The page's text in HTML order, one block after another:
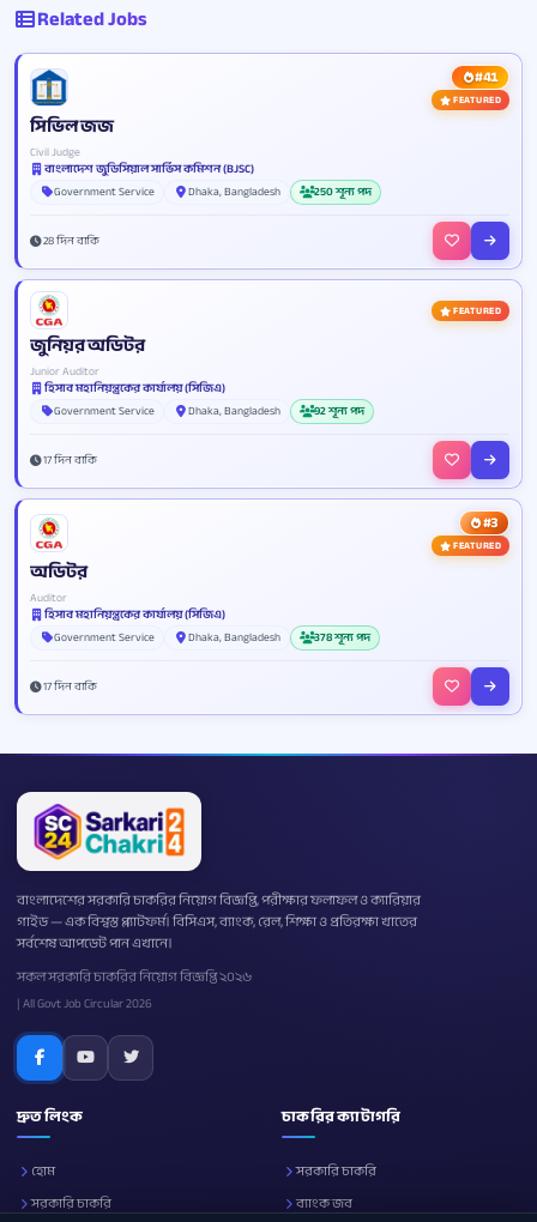
Related Jobs
#41
FEATURED
সিভিল জজ
Civil Judge
বাংলাদেশ জুডিসিয়াল সার্ভিস কমিশন (BJSC)
Government Service
Dhaka, Bangladesh 250 শূন্য পদ
28 দিন বাকি
FEATURED
জুনিয়র অডিটর
Junior Auditor
হিসাব মহানিয়ন্ত্রকের কার্যালয় (সিজিএ)
Government Service
Dhaka, Bangladesh 92 শূন্য পদ
17 দিন বাকি
#3
FEATURED
অডিটর
Auditor
হিসাব মহানিয়ন্ত্রকের কার্যালয় (সিজিএ)
Government Service
Dhaka, Bangladesh 378 শূন্য পদ
17 দিন বাকি
বাংলাদেশের সরকারি চাকরির নিয়োগ বিজ্ঞপ্তি, পরীক্ষার ফলাফল ও ক্যারিয়ার
গাইড — এক বিশ্বস্ত প্ল্যাটফর্ম। বিসিএস, ব্যাংক, রেল, শিক্ষা ও প্রতিরক্ষা খাতের
সর্বশেষ আপডেট পান এখানে।
সকল সরকারি চাকরির নিয়োগ বিজ্ঞপ্তি ২০২৬
| All Govt Job Circular 2026
দ্রুত লিংক
হোম
সরকারি চাকরি
চাকরির ক্যাটাগরি
সরকারি চাকরি
ব্যাংক জব